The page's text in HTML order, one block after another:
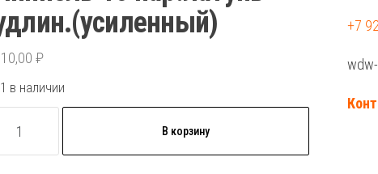
₽
в наличии
товара
В корзину
+7